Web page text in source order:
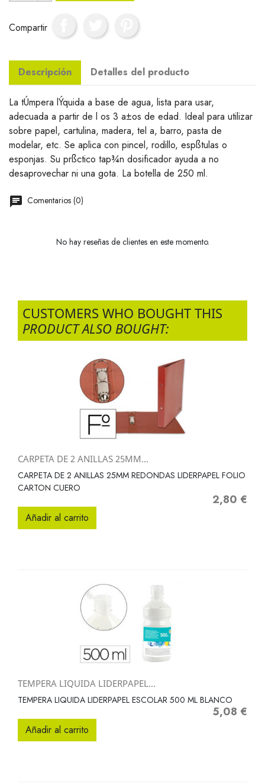
Compartir
Descripción Detalles del producto
La tÚmpera lÝquida a base de agua, lista para usar,
adecuada a partir de l os 3 a±os de edad. Ideal para utilizar
sobre papel, cartulina, madera, tel a, barro, pasta de
modelar, etc. Se aplica con pincel, rodillo, espßtulas o
esponjas. Su prßctico tap¾n dosificador ayuda a no
desaprovechar ni una gota. La botella de 250 ml.
Comentarios (0)
No hay reseñas de clientes en este momento.
CUSTOMERS WHO BOUGHT THIS
PRODUCT ALSO BOUGHT:
CARPETA DE 2 ANILLAS 25MM...
CARPETA DE 2 ANILLAS 25MM REDONDAS LIDERPAPEL FOLIO
CARTON CUERO
Precio
2,80 €
Añadir al carrito
TEMPERA LIQUIDA LIDERPAPEL...
TEMPERA LIQUIDA LIDERPAPEL ESCOLAR 500 ML BLANCO
Precio
5,08 €
Añadir al carrito